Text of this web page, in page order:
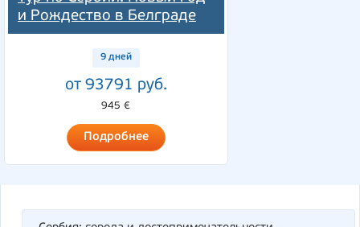
и Рождество в Белграде
9 дней
от 93791 руб.
945 €
Подробнее